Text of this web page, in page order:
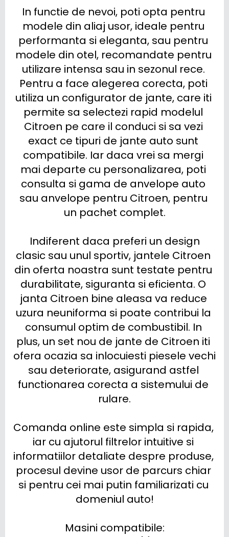
In functie de nevoi, poti opta pentru
modele din aliaj usor, ideale pentru
performanta si eleganta, sau pentru
modele din otel, recomandate pentru
utilizare intensa sau in sezonul rece.
Pentru a face alegerea corecta, poti
utiliza un configurator de jante, care iti
permite sa selectezi rapid modelul
Citroen pe care il conduci si sa vezi
exact ce tipuri de jante auto sunt
compatibile. Iar daca vrei sa mergi
mai departe cu personalizarea, poti
consulta si gama de anvelope auto
sau anvelope pentru Citroen, pentru
un pachet complet.
clasic sau unul sportiv, jantele Citroen
din oferta noastra sunt testate pentru
durabilitate, siguranta si eficienta. O
janta Citroen bine aleasa va reduce
uzura neuniforma si poate contribui la
consumul optim de combustibil. In
plus, un set nou de jante de Citroen iti
ofera ocazia sa inlocuiesti piesele vechi
sau deteriorate, asigurand astfel
functionarea corecta a sistemului de
rulare.
Comanda online este simpla si rapida,
iar cu ajutorul filtrelor intuitive si
informatiilor detaliate despre produse,
procesul devine usor de parcurs chiar
si pentru cei mai putin familiarizati cu
domeniul auto!
Masini compatibile: